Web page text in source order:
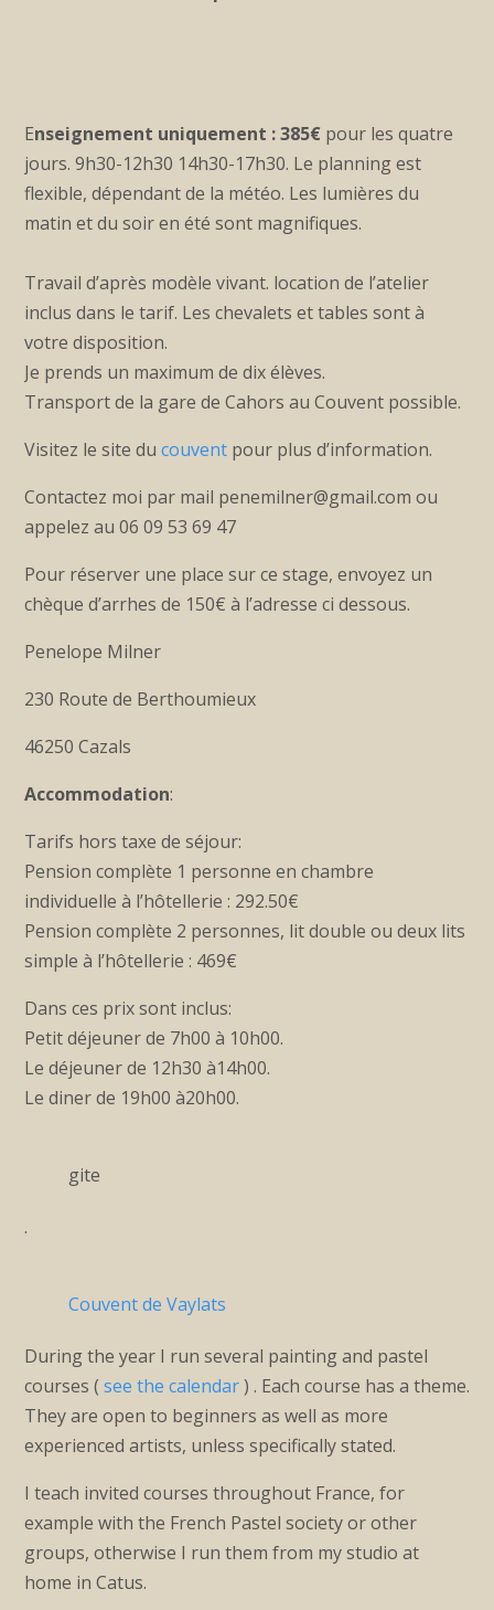
Enseignement uniquement :385€pour les quatre
jours. 9h30-12h30 14h30-17h30. Le planning est
flexible, dépendant de la météo. Les lumières du
matin et du soir en été sont magnifiques.
Travail d’après modèle vivant. location de l’atelier
inclus dans le tarif. Les chevalets et tables sont à
votre disposition.
Je prends un maximum de dix élèves.
Transport de la gare de Cahors au Couvent possible.
Visitez le site du couvent pour plus d’information.
Contactez moi par mail penemilner@gmail.com ou
appelez au 06 09 53 69 47
Pour réserver une place sur ce stage, envoyez un
chèque d’arrhes de 150€ à l’adresse ci dessous.
Penelope Milner
230 Route de Berthoumieux
46250 Cazals
Accommodation:
Tarifs hors taxe de séjour:
Pension complète 1 personne en chambre
individuelle à l’hôtellerie : 292.50€
Pension complète 2 personnes, lit double ou deux lits
simple à l’hôtellerie : 469€
Dans ces prix sont inclus:
Petit déjeuner de 7h00 à 10h00.
Le déjeuner de 12h30 à14h00.
Le diner de 19h00 à20h00.
gite
.
Couvent de Vaylats
During the year I run several painting and pastel
courses ( see the calendar) . Each course has a theme.
They are open to beginners as well as more
experienced artists, unless specifically stated.
I teach invited courses throughout France, for
example with the French Pastel society or other
groups, otherwise I run them from my studio at
home in Catus.